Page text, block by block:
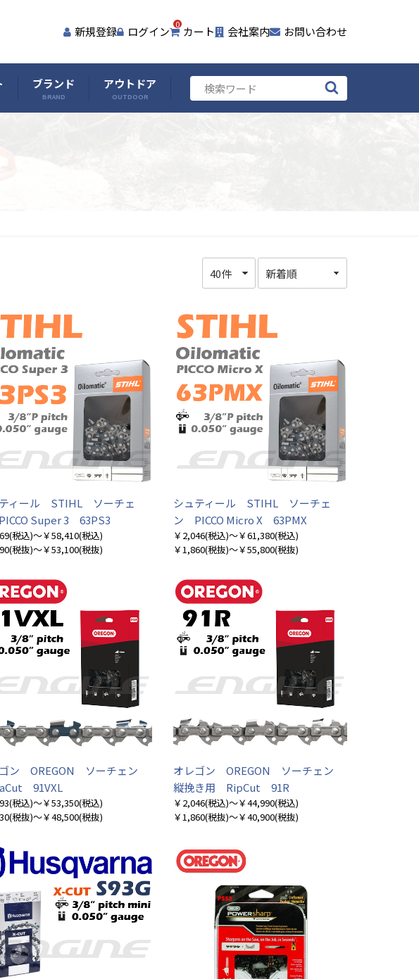
新規登録 ログイン 0 カート 会社案内 お問い合わせ
ブランド
BRAND
アウトドア
OUTDOOR
ィール STIHL ソーチェ
Super 3 63PS3
(税込)～￥58,410(税込)
(税抜)～￥53,100(税抜)
シュティール STIHL ソーチェ
ン PICCO Micro X 63PMX
￥2,046(税込)～￥61,380(税込)
￥1,860(税抜)～￥55,800(税抜)
ン OREGON ソーチェン
91VXL
(税込)～￥53,350(税込)
(税抜)～￥48,500(税抜)
オレゴン OREGON ソーチェン
縦挽き用 RipCut 91R
￥2,046(税込)～￥44,990(税込)
￥1,860(税抜)～￥40,900(税抜)
進む